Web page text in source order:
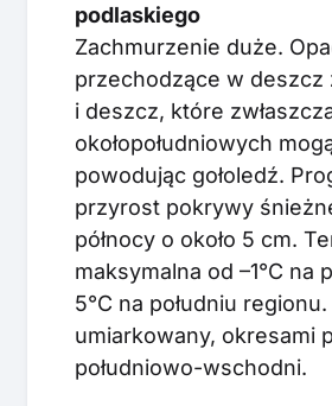
podlaskiego
Zachmurzenie duże.
przechodzące w deszcz
i deszcz, które
okołopołudniowych
powodując gołoledź.
przyrost pokrywy
północy o około 5 cm.
maksymalna od –1°C na
5°C na południu
umiarkowany, okresami
południowo-wschodni.